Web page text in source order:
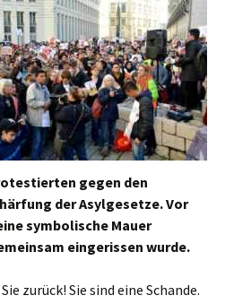
gegen den
der Asylgesetze. Vor
symbolische Mauer
eingerissen wurde.
zurück! Sie sind eine Schande.